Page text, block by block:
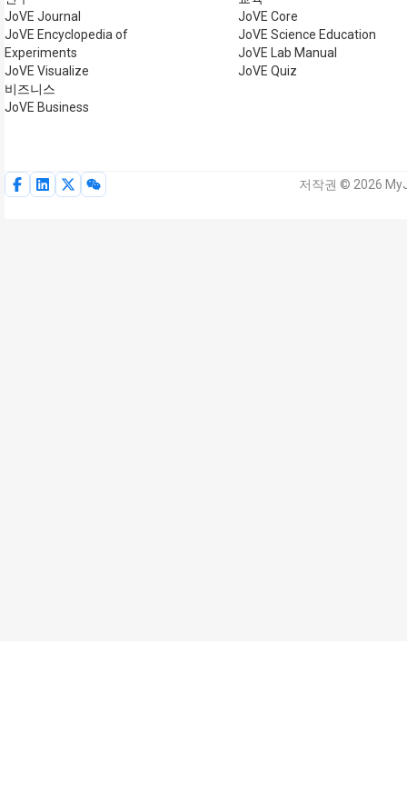
JoVE Journal
JoVE Encyclopedia of
Experiments
JoVE Visualize
비즈니스
JoVE Business
JoVE Core
JoVE Science Education
JoVE Lab Manual
JoVE Quiz
저작권 © 2026